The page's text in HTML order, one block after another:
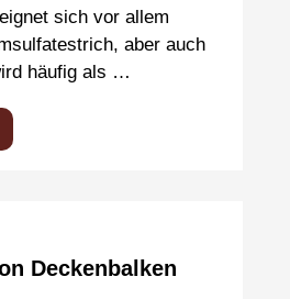
sich vor allem
aber auch
häufig als …
Deckenbalken